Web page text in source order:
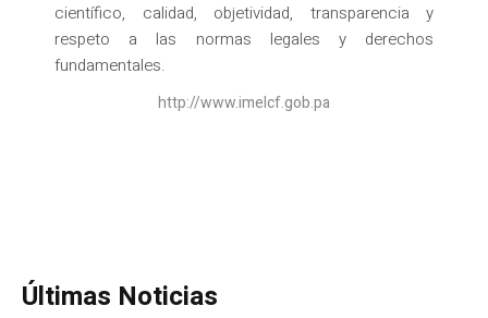
científico, calidad, objetividad, transparencia y
respeto a las normas legales y derechos
fundamentales.
http://www.imelcf.gob.pa
Últimas Noticias